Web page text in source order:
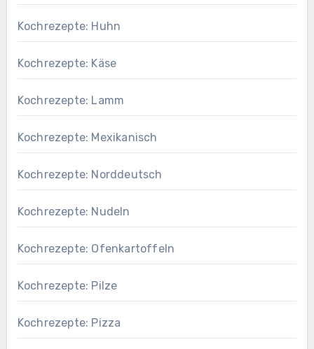
Kochrezepte: Huhn
Kochrezepte: Käse
Kochrezepte: Lamm
Kochrezepte: Mexikanisch
Kochrezepte: Norddeutsch
Kochrezepte: Nudeln
Kochrezepte: Ofenkartoffeln
Kochrezepte: Pilze
Kochrezepte: Pizza